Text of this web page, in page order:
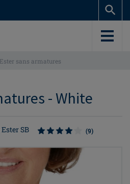
Ester sans armatures
- White
SB
(9)